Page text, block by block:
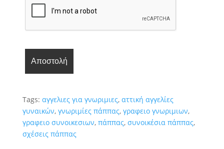
Tags: αγγελιες για γνωριμιες, αττική αγγελίες
γυναικών, γνωριμίες πάππας, γραφειο γνωριμιων,
γραφειο συνοικεσιων, πάππας, συνοικέσια πάππας,
σχέσεις πάππας